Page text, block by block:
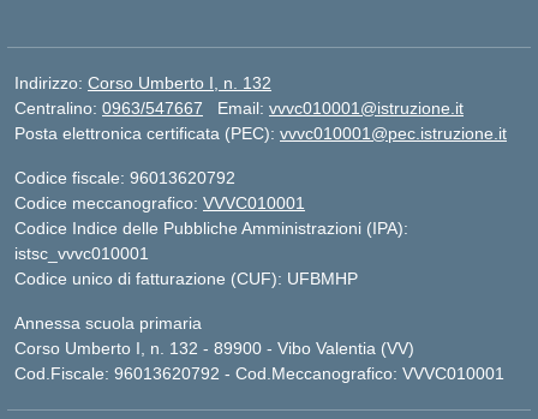
Indirizzo: Corso Umberto I, n. 132
Centralino: 0963/547667 Email: vvvc010001@istruzione.it
Posta elettronica certificata (PEC): vvvc010001@pec.istruzione.it
Codice fiscale: 96013620792
Codice meccanografico: VVVC010001
Codice Indice delle Pubbliche Amministrazioni (IPA):
istsc_vvvc010001
Codice unico di fatturazione (CUF): UFBMHP
Annessa scuola primaria
Corso Umberto I, n. 132 - 89900 - Vibo Valentia (VV)
Cod.Fiscale: 96013620792 - Cod.Meccanografico: VVVC010001